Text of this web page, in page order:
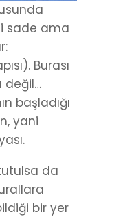
sade ama
Burası
değil…
başladığı
yani
da
bir yer